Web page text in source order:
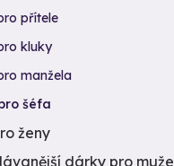
přítele
kluky
manžela
šéfa
ženy
dárky pro muže